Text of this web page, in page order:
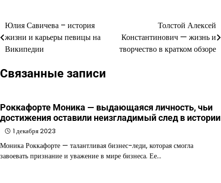
Навигация
по
Юлия Савичева – история
жизни и карьеры певицы на
Википедии
Толстой Алексей
Константинович — жизнь и
творчество в кратком обзоре
Связанные записи
Роккафорте Моника — выдающаяся личность, чьи
достижения оставили неизгладимый след в истории
1 декабря 2023
Моника Роккафорте — талантливая бизнес-леди, которая смогла
завоевать признание и уважение в мире бизнеса. Ее…